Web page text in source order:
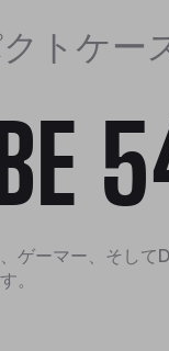
トケー
ゲーマー、そして
。